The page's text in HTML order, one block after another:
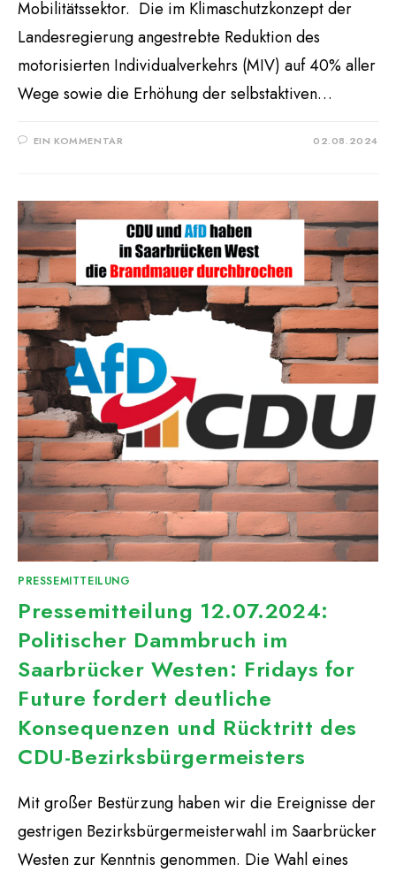
Mobilitätssektor. Die im Klimaschutzkonzept der
Landesregierung angestrebte Reduktion des
motorisierten Individualverkehrs (MIV) auf 40% aller
Wege sowie die Erhöhung der selbstaktiven…
EIN KOMMENTAR 02.08.2024
PRESSEMITTEILUNG
Pressemitteilung 12.07.2024:
Politischer Dammbruch im
Saarbrücker Westen: Fridays for
Future fordert deutliche
Konsequenzen und Rücktritt des
CDU-Bezirksbürgermeisters
Mit großer Bestürzung haben wir die Ereignisse der
gestrigen Bezirksbürgermeisterwahl im Saarbrücker
Westen zur Kenntnis genommen. Die Wahl eines